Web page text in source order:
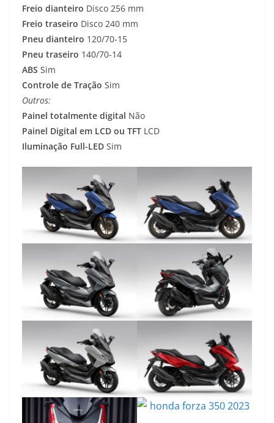
Freio dianteiro Disco 256 mm
Freio traseiro Disco 240 mm
Pneu dianteiro 120/70-15
Pneu traseiro 140/70-14
ABS Sim
Controle de Tração Sim
Outros:
Painel totalmente digital Não
Painel Digital em LCD ou TFT LCD
Iluminação Full-LED Sim